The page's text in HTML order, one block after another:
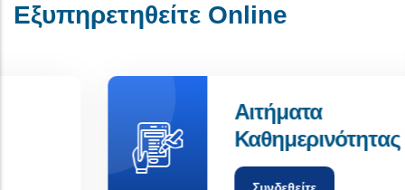
Εξυπηρετηθείτε Online
Αιτήματα
Καθημερινότητας